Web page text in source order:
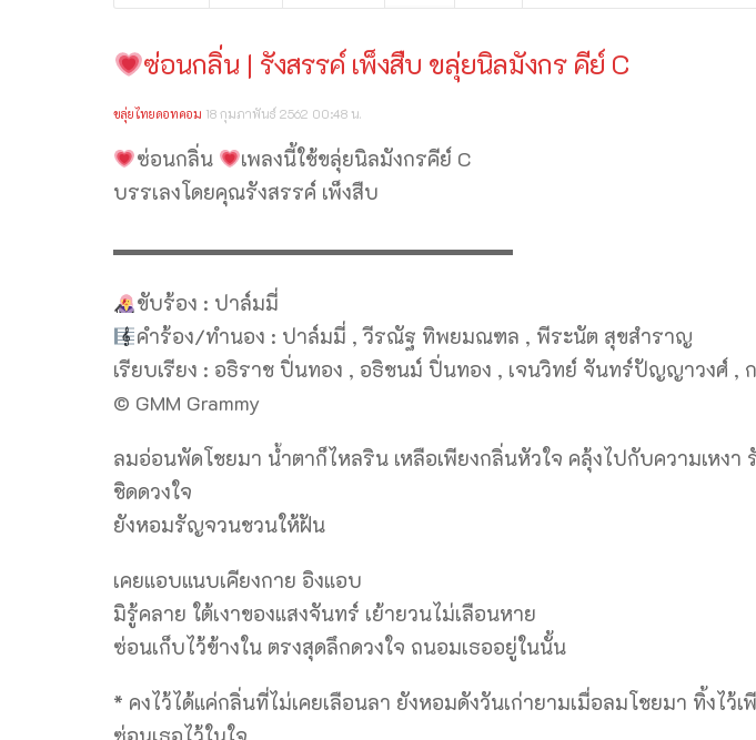
ซ่อนกลิ่น | รังสรรค์ เพ็งสืบ ขลุ่ยนิลมังกร คีย์ C
ขลุ่ยไทยดอทคอม 18 กุมภาพันธ์ 2562 00:48 น.
ซ่อนกลิ่น
เพลงนี้ใช้ขลุ่ยนิลมังกรคีย์ C
บรรเลงโดยคุณรังสรรค์ เพ็งสืบ
▬▬▬▬▬▬▬▬▬▬▬▬▬▬▬▬▬▬▬▬
ขับร้อง : ปาล์มมี่
คำร้อง/ทำนอง : ปาล์มมี่ , วีรณัฐ ทิพยมณฑล , พีระนัต สุขสำราญ
เรียบเรียง : อธิราช ปิ่นทอง , อธิชนม์ ปิ่นทอง , เจนวิทย์ จันทร์ปัญญาวงศ์ ,
© GMM Grammy
ลมอ่อนพัดโชยมา น้ำตาก็ไหลริน เหลือเพียงกลิ่นหัวใจ คลุ้งไปกับความเหงา
ชิดดวงใจ
ยังหอมรัญจวนชวนให้ฝัน
เคยแอบแนบเคียงกาย อิงแอบ
มิรู้คลาย ใต้เงาของแสงจันทร์ เย้ายวนไม่เลือนหาย
ซ่อนเก็บไว้ข้างใน ตรงสุดลึกดวงใจ ถนอมเธออยู่ในนั้น
* คงไว้ได้แค่กลิ่นที่ไม่เคยเลือนลา ยังหอมดังวันเก่ายามเมื่อลมโชยมา ทิ้งไว้